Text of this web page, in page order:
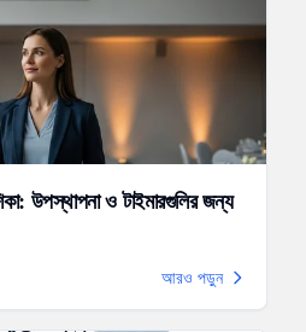
উপস্থাপনা ও টাইমারগুলির জন্য
আরও পড়ুন